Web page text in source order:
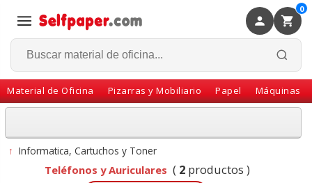
0
Material de Oficina Pizarras y Mobiliario Papel Máquinas
Volver
↑Informatica, Cartuchos y Toner
Teléfonos y Auriculares ( 2productos )